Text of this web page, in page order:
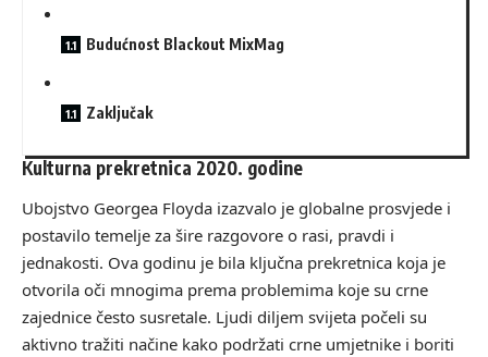
Budućnost Blackout MixMag
Zaključak
Kulturna prekretnica 2020. godine
Ubojstvo Georgea Floyda izazvalo je globalne prosvjede i
postavilo temelje za šire razgovore o rasi, pravdi i
jednakosti. Ova godinu je bila ključna prekretnica koja je
otvorila oči mnogima prema problemima koje su crne
zajednice često susretale. Ljudi diljem svijeta počeli su
aktivno tražiti načine kako podržati crne umjetnike i boriti